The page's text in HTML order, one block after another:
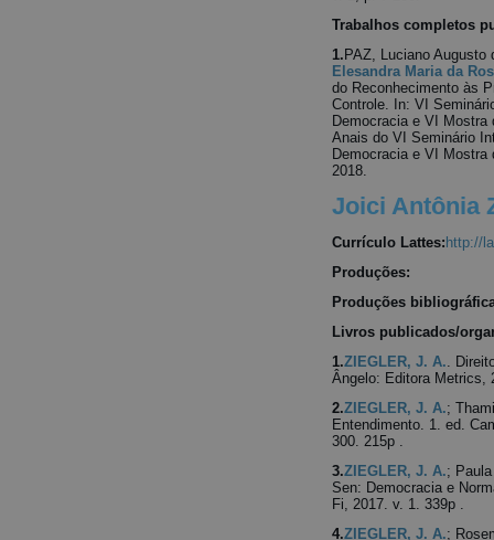
Trabalhos completos
1. PAZ, Luciano
Elesandra Maria da
do Reconhecimento às
Controle. In: VI
Democracia e VI
Anais do VI Seminário
Democracia e VI
2018.
Joici Antônia
Currículo Lattes: http://
Produções:
Produções
Livros publicados/
1.ZIEGLER, J. A..
Ângelo: Editora Metrics,
2.ZIEGLER, J. A.;
Entendimento. 1. ed.
300. 215p .
3.ZIEGLER, J. A.;
Sen: Democracia e
Fi, 2017. v. 1. 339p .
4.ZIEGLER, J. A.;